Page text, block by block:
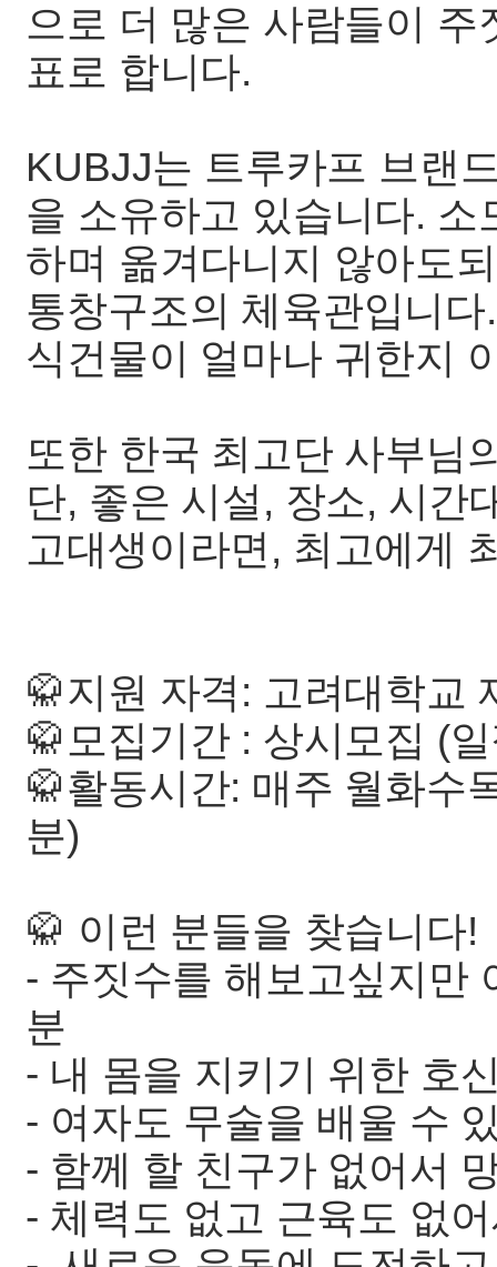
으로 더 많은 사람들이
표로 합니다.
KUBJJ는 트루카프 브랜
을 소유하고 있습니다.
하며 옮겨다니지 않아도
통창구조의 체육관입니
식건물이 얼마나 귀한지
또한 한국 최고단 사부님
단, 좋은 시설, 장소, 시간
고대생이라면, 최고에게
🥋지원 자격: 고려대학교
🥋모집기간 : 상시모집 (
🥋활동시간: 매주 월화수
분)
🥋 이런 분들을 찾습니다!
- 주짓수를 해보고싶지만
분
- 내 몸을 지키기 위한 호
- 여자도 무술을 배울 수
- 함께 할 친구가 없어서
- 체력도 없고 근육도 없